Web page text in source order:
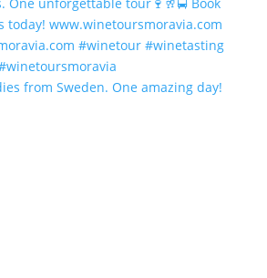
from Sweden. One amazing day!